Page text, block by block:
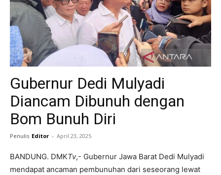
Gubernur Dedi Mulyadi
Diancam Dibunuh dengan
Bom Bunuh Diri
Penulis Editor - April 23, 2025
BANDUNG. DMKTv,- Gubernur Jawa Barat Dedi Mulyadi
mendapat ancaman pembunuhan dari seseorang lewat